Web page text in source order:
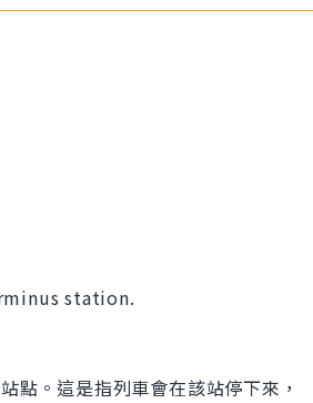
station.
點。這是指列車會在該站停下來，